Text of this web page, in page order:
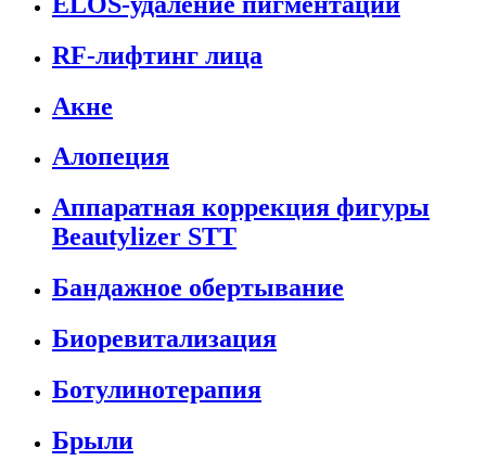
RF-лифтинг лица
Акне
Алопеция
Аппаратная коррекция фигуры
Beautylizer STT
Бандажное обертывание
Биоревитализация
Ботулинотерапия
Брыли